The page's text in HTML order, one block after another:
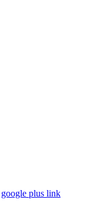
google plus link